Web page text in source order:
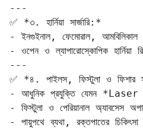
---
✅ *৩. হার্নিয়া সার্জারি:*
- ইনগুইনাল, ফেমোরাল, আমবিলিকাল
- ওপেন ও ল্যাপারোস্কোপিক হার্নিয়া
---
✅ *৪. পাইলস, ফিস্টুলা ও ফিশার
- আধুনিক প্রযুক্তি যেমন
- ফিস্টুলা ও পেরিয়ানাল অ্যাবসেস
- পায়ুপথে ব্যথা, রক্তপাতের